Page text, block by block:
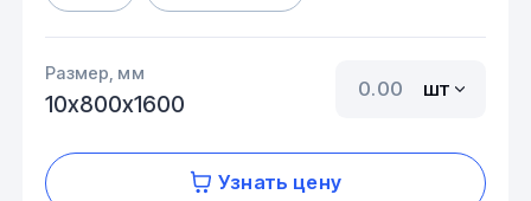
Размер, мм
10х800х1600
шт
Узнать цену